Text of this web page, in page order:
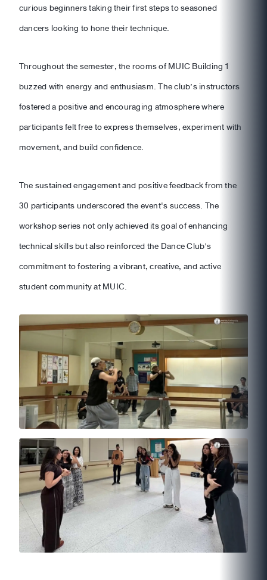
curious beginners taking their first steps to seasoned
dancers looking to hone their technique.
Throughout the semester, the rooms of MUIC Building 1
buzzed with energy and enthusiasm. The club’s instructors
fostered a positive and encouraging atmosphere where
participants felt free to express themselves, experiment with
movement, and build confidence.
The sustained engagement and positive feedback from the
30 participants underscored the event's success. The
workshop series not only achieved its goal of enhancing
technical skills but also reinforced the Dance Club’s
commitment to fostering a vibrant, creative, and active
student community at MUIC.